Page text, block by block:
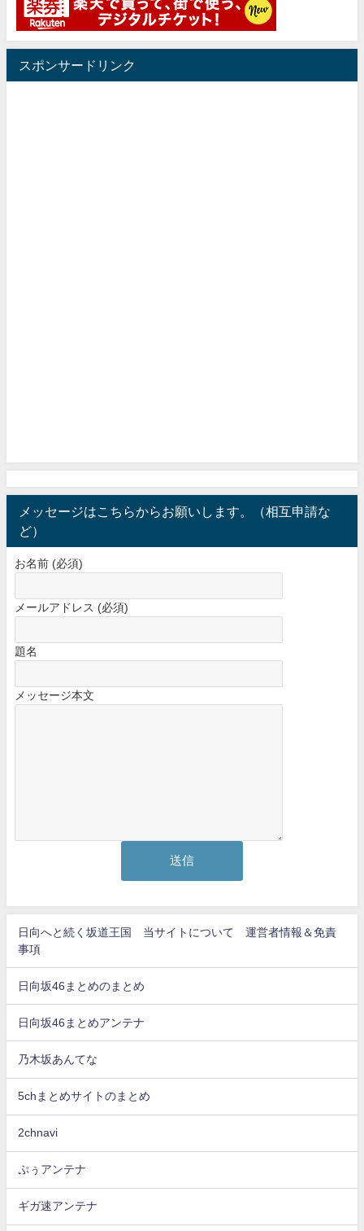
スポンサードリンク
メッセージはこちらからお願いします。（相互申請な
ど）
お名前 (必須)
メールアドレス (必須)
題名
メッセージ本文
日向へと続く坂道王国 当サイトについて 運営者情報＆免責
事項
日向坂46まとめのまとめ
日向坂46まとめアンテナ
乃木坂あんてな
5chまとめサイトのまとめ
2chnavi
ぷぅアンテナ
ギガ速アンテナ